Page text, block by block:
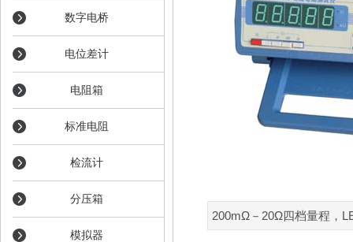
200mΩ－20Ω四档量程，
数字电桥
电位差计
电阻箱
标准电阻
检流计
分压箱
模拟器